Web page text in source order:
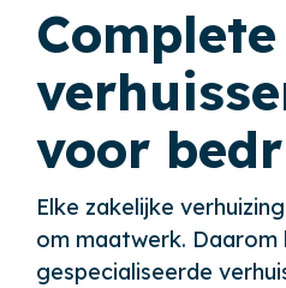
Complete
voor
Elke zakelijke
om maatwerk. Daarom
gespecialiseerde